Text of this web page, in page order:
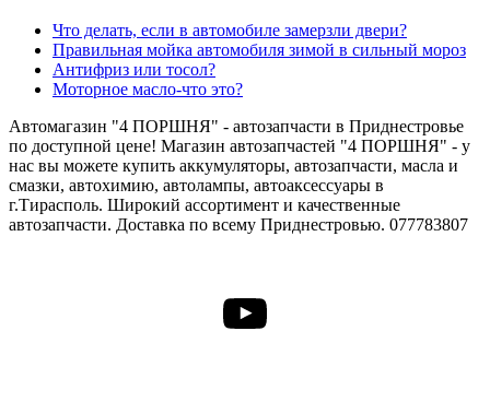
Что делать, если в автомобиле замерзли двери?
Правильная мойка автомобиля зимой в сильный мороз
Антифриз или тосол?
Моторное масло-что это?
Автомагазин "4 ПОРШНЯ" - автозапчасти в Приднестровье
по доступной цене! Магазин автозапчастей "4 ПОРШНЯ" - у
нас вы можете купить аккумуляторы, автозапчасти, масла и
смазки, автохимию, автолампы, автоаксессуары в
г.Тирасполь. Широкий ассортимент и качественные
автозапчасти. Доставка по всему Приднестровью. 077783807
YouTube